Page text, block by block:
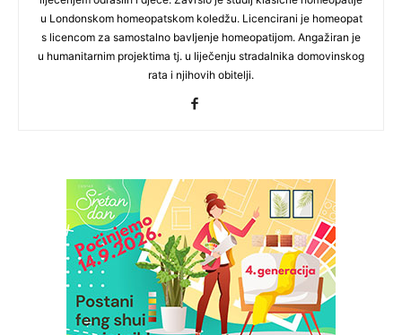
u Londonskom homeopatskom koledžu. Licencirani je homeopat
s licencom za samostalno bavljenje homeopatijom. Angažiran je
u humanitarnim projektima tj. u liječenju stradalnika domovinskog
rata i njihovih obitelji.